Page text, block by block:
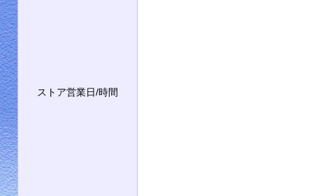
ストア営業日/時間